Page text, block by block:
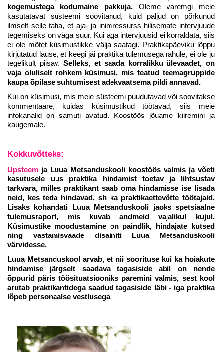
kogemustega kodumaine pakkuja. Oleme varemgi meie
kasutatavat süsteemi soovitanud, kuid paljud on põrkunud
ilmselt selle taha, et aja- ja inimressurss hilisemate intervjuude
tegemiseks on väga suur. Kui aga intervjuusid ei korraldata, siis
ei ole mõtet küsimustikke välja saatagi. Praktikapäeviku lõppu
kirjutatud lause, et keegi jäi praktika tulemusega rahule, ei ole ju
tegelikult piisav.Selleks, et saada korralikku ülevaadet, on
vaja oluliselt rohkem küsimusi, mis teatud teemagruppide
kaupa õpilase suhtumisest adekvaatsema pildi annavad.
Kui on küsimusi, mis meie süsteemi puudutavad või soovitakse
kommentaare, kuidas küsimustikud töötavad, siis meie
infokanalid on samuti avatud. Koostöös jõuame kiiremini ja
kaugemale.
Kokkuvõtteks:
Upsteem ja Luua Metsanduskooli koostöös valmis ja võeti
kasutusele
uus praktika hindamist toetav ja lihtsustav
tarkvara, milles praktikant saab oma hindamisse ise lisada
neid, kes teda hindavad, sh ka praktikaettevõtte töötajaid.
Lisaks kohandati Luua Metsanduskooli jaoks spetsiaalne
tulemusraport, mis kuvab andmeid vajalikul kujul.
Küsimustike moodustamine on paindlik, hindajate kutsed
ning vastamisvaade disainiti Luua Metsanduskooli
värvidesse.
Luua Metsanduskool arvab, et nii soorituse kui ka hoiakute
hindamise järgselt saadava tagasiside abil on nende
õppurid päris töösituatsiooniks paremini valmis, sest kool
arutab praktikantidega saadud tagasiside läbi - iga praktika
lõpeb personaalse vestlusega.